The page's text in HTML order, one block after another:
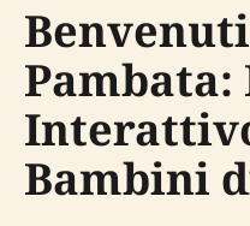
Pambata:
Bambini